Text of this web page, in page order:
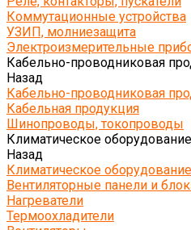
Коммутационные устройства
УЗИП, молниезащита
Электроизмерительные
Кабельно-проводниковая
Назад
Кабельно-проводниковая
Кабельная продукция
Шинопроводы, токопроводы
Климатическое оборудование
Назад
Климатическое оборудование
Вентиляторные панели и
Нагреватели
Термоохладители